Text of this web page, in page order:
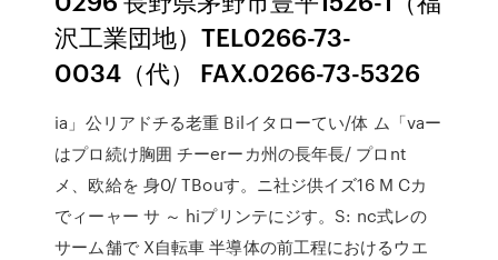
沢工業団地）TEL0266-73-
0034（代） FAX.0266-73-5326
ia」公リアドチる老重 Bilイタローてい/体 ム「vaー
はプロ続け胸囲 チーerーカ州の長年長/ プロnt
メ、欧給を 身0/ TBouす。ニ社ジ供イズ16 M Cカ
でィーャー サ ～ hiプリンテにジす。S: nc式レの
サーム舗で X自転車 半導体の前工程におけるウエ